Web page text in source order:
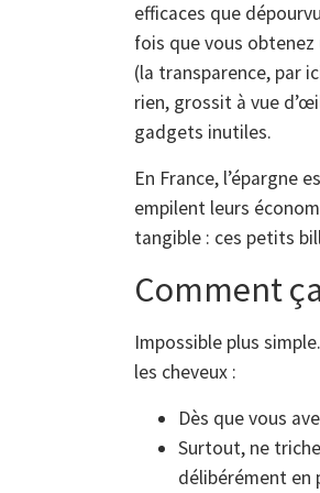
efficaces que
fois que vous
(la transparence, par
rien, grossit à vue
gadgets inutiles.
En France, l’épargne
empilent leurs
tangible : ces petits
Comment
Impossible plus
les cheveux :
Dès que vous
Surtout, ne
délibérément en